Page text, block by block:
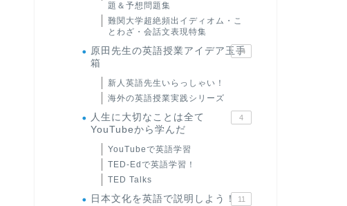
題＆予想問題集
難関大学超絶頻出イディオム・こ
とわざ・会話文表現特集
原田先生の英語授業アイデア玉手
箱
24
新人英語先生いらっしゃい！
海外の英語授業実践シリーズ
人生に大切なことは全て
YouTubeから学んだ
4
YouTubeで英語学習
TED-Edで英語学習！
TED Talks
日本文化を英語で説明しよう！ 11